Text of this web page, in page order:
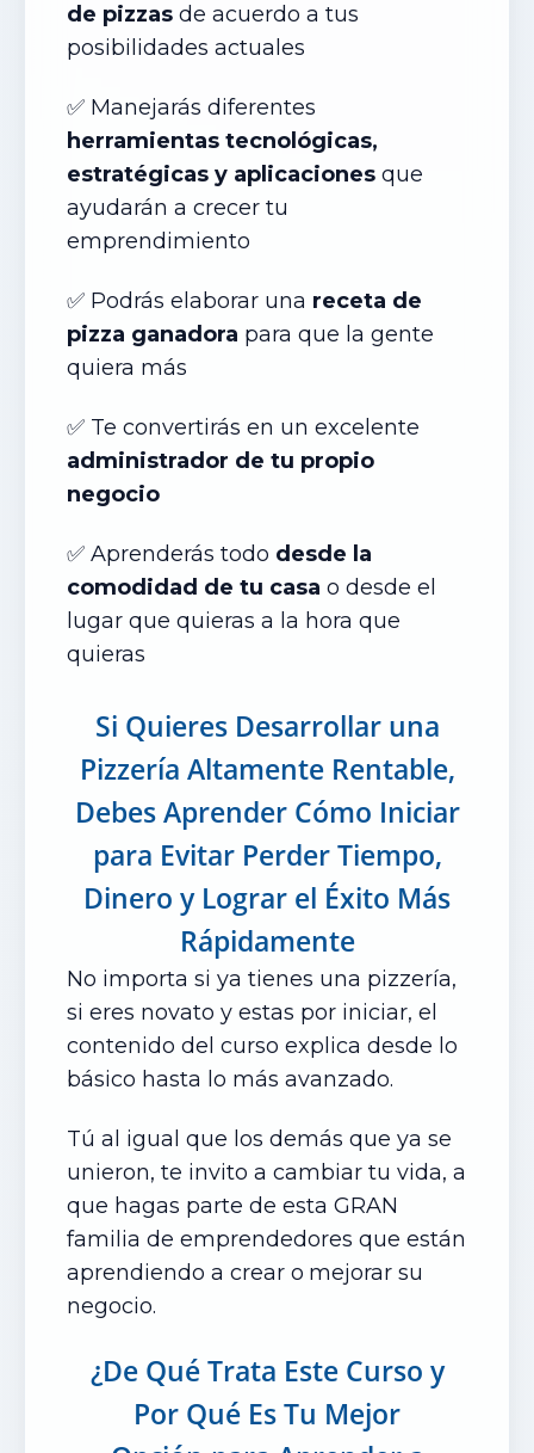
de pizzas de acuerdo a tus
posibilidades actuales
✅ Manejarás diferentes
herramientas tecnológicas,
estratégicas y aplicaciones que
ayudarán a crecer tu
emprendimiento
✅ Podrás elaborar una receta de
pizza ganadora para que la gente
quiera más
✅ Te convertirás en un excelente
administrador de tu propio
negocio
✅ Aprenderás todo desde la
comodidad de tu casa o desde el
lugar que quieras a la hora que
quieras
Si Quieres Desarrollar una
Pizzería Altamente Rentable,
Debes Aprender Cómo Iniciar
para Evitar Perder Tiempo,
Dinero y Lograr el Éxito Más
Rápidamente
No importa si ya tienes una pizzería,
si eres novato y estas por iniciar, el
contenido del curso explica desde lo
básico hasta lo más avanzado.
Tú al igual que los demás que ya se
unieron, te invito a cambiar tu vida, a
que hagas parte de esta GRAN
familia de emprendedores que están
aprendiendo a crear o mejorar su
negocio.
¿De Qué Trata Este Curso y
Por Qué Es Tu Mejor